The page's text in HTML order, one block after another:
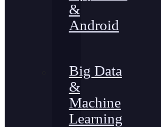
&
Android
Big Data
&
Machine
Learning